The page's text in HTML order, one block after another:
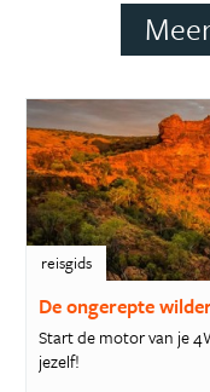
reisgids
De ongerepte
Start de motor van je
jezelf!